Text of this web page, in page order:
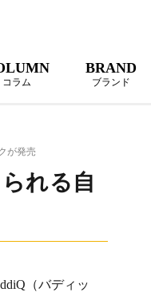
コラム
BRAND
ブランド
が発売
れる自
（バディッ